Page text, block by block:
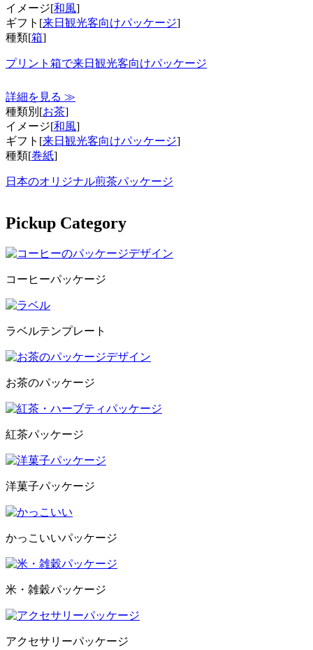
イメージ[和風]
ギフト[来日観光客向けパッケージ]
種類[箱]
プリント箱で来日観光客向けパッケージ
詳細を見る ≫
種類別[お茶]
イメージ[和風]
ギフト[来日観光客向けパッケージ]
種類[巻紙]
日本のオリジナル煎茶パッケージ
Pickup Category
コーヒーパッケージ
ラベルテンプレート
お茶のパッケージ
紅茶パッケージ
洋菓子パッケージ
かっこいいパッケージ
米・雑穀パッケージ
アクセサリーパッケージ